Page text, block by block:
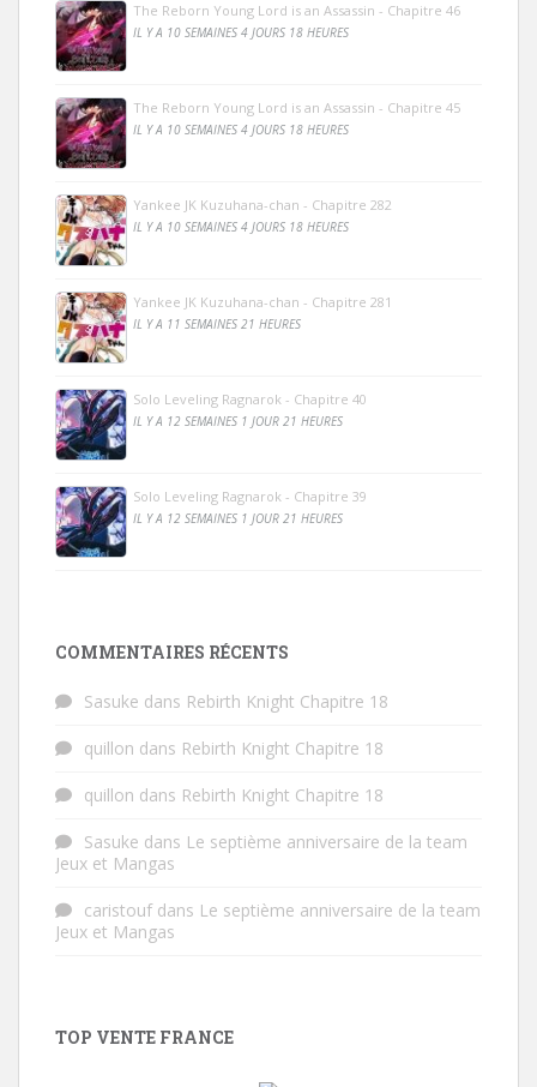
The Reborn Young Lord is an Assassin - Chapitre 46
IL Y A 10 SEMAINES 4 JOURS 18 HEURES
The Reborn Young Lord is an Assassin - Chapitre 45
IL Y A 10 SEMAINES 4 JOURS 18 HEURES
Yankee JK Kuzuhana-chan - Chapitre 282
IL Y A 10 SEMAINES 4 JOURS 18 HEURES
Yankee JK Kuzuhana-chan - Chapitre 281
IL Y A 11 SEMAINES 21 HEURES
Solo Leveling Ragnarok - Chapitre 40
IL Y A 12 SEMAINES 1 JOUR 21 HEURES
Solo Leveling Ragnarok - Chapitre 39
IL Y A 12 SEMAINES 1 JOUR 21 HEURES
COMMENTAIRES RÉCENTS
Sasuke dans Rebirth Knight Chapitre 18
quillon dans Rebirth Knight Chapitre 18
quillon dans Rebirth Knight Chapitre 18
Sasuke dans Le septième anniversaire de la team
Jeux et Mangas
caristoufdans Le septième anniversaire de la team
Jeux et Mangas
TOP VENTE FRANCE